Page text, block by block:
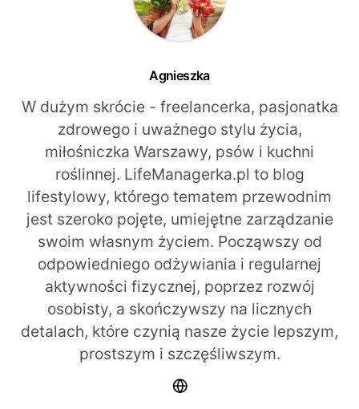
Agnieszka
W dużym skrócie - freelancerka, pasjonatka
zdrowego i uważnego stylu życia,
miłośniczka Warszawy, psów i kuchni
roślinnej. LifeManagerka.pl to blog
lifestylowy, którego tematem przewodnim
jest szeroko pojęte, umiejętne zarządzanie
swoim własnym życiem. Począwszy od
odpowiedniego odżywiania i regularnej
aktywności fizycznej, poprzez rozwój
osobisty, a skończywszy na licznych
detalach, które czynią nasze życie lepszym,
prostszym i szczęśliwszym.